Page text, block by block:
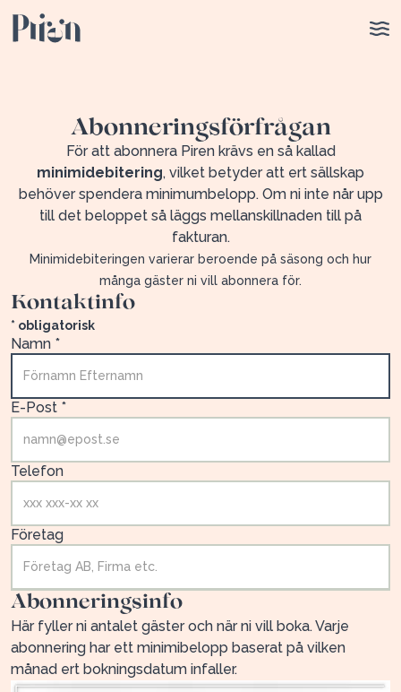
Abonneringsförfrågan
För att abonnera Piren krävs en så kallad
minimidebitering, vilket betyder att ert sällskap
behöver spendera minimumbelopp. Om ni inte når upp
till det beloppet så läggs mellanskillnaden till på
fakturan.
Minimidebiteringen varierar beroende på säsong och hur
många gäster ni vill abonnera för.
Kontaktinfo
* obligatorisk
Namn *
E-Post *
Telefon
Företag
Abonneringsinfo
Här fyller ni antalet gäster och när ni vill boka. Varje
abonnering har ett minimibelopp baserat på vilken
månad ert bokningsdatum infaller.